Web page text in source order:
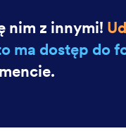
nim z innymi!
ma dostęp do